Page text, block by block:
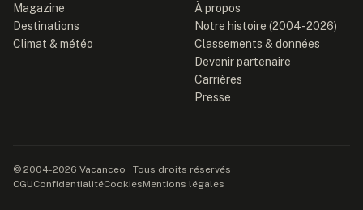
Magazine
Destinations
Climat & météo
À propos
Notre histoire (2004-2026)
Classements & données
Devenir partenaire
Carrières
Presse
© 2004-2026 Vacanceo · Tous droits réservés
CGUConfidentialitéCookiesMentions légales